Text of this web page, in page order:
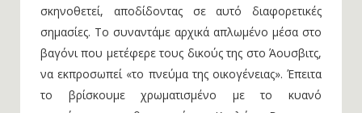
σκηνοθετεί, αποδίδοντας σε αυτό διαφορετικές
σημασίες. Το συναντάμε αρχικά απλωμένο μέσα στο
βαγόνι που μετέφερε τους δικούς της στο Άουσβιτς,
να εκπροσωπεί «το πνεύμα της οικογένειας». Έπειτα
το βρίσκουμε χρωματισμένο με το κυανό